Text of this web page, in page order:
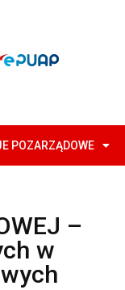
POZARZĄDOWE
–
w